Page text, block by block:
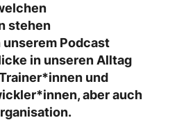
stehen
Podcast
in unseren Alltag
und
aber auch